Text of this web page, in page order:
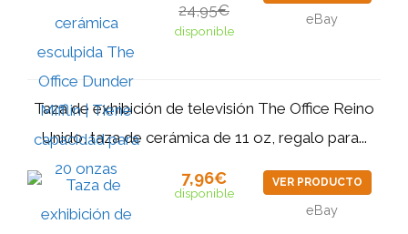
24,95€
disponible
eBay
Taza de exhibición de televisión The Office Reino
Unido, taza de cerámica de 11 oz, regalo para...
7,96€
disponible
VER PRODUCTO
eBay